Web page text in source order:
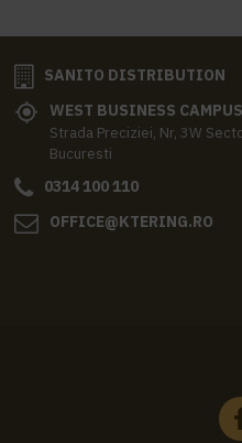
SANITO DISTRIBUTION
WEST BUSINESS CAMPUS
Strada Preciziei, Nr, 3W
Bucuresti
0314 100 110
OFFICE@KTERING.RO